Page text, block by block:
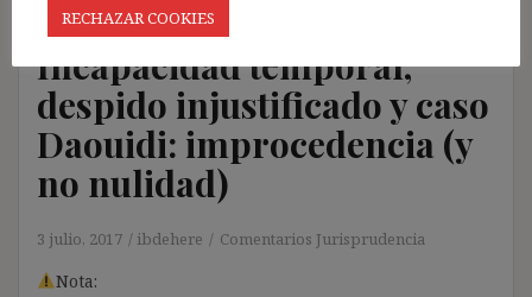
Incapacidad temporal,
despido injustificado y caso
Daouidi: improcedencia (y
no nulidad)
3 julio, 2017 ibdehere Comentarios Jurisprudencia
Nota:
RECHAZAR COOKIES